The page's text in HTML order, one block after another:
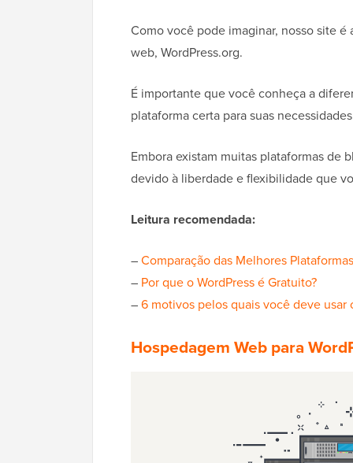
Como você pode imaginar, nosso site
web, WordPress.org.
É importante que você conheça a
plataforma certa para suas
Embora existam muitas plataformas de
devido à liberdade e flexibilidade que
Leitura recomendada:
–Comparação das Melhores
– Por que o WordPress é Gratuito?
–6 motivos pelos quais você deve usar
Hospedagem Web para